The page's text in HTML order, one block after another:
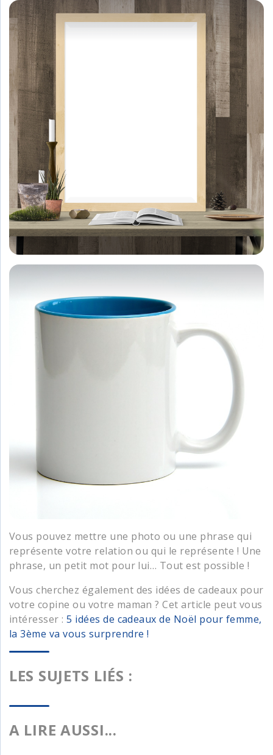
Vous pouvez mettre une photo ou une phrase qui
représente votre relation ou qui le représente ! Une
phrase, un petit mot pour lui… Tout est possible !
Vous cherchez également des idées de cadeaux pour
votre copine ou votre maman ? Cet article peut vous
intéresser :5 idées de cadeaux de Noël pour femme,
la 3ème va vous surprendre !
LES SUJETS LIÉS :
A LIRE AUSSI...